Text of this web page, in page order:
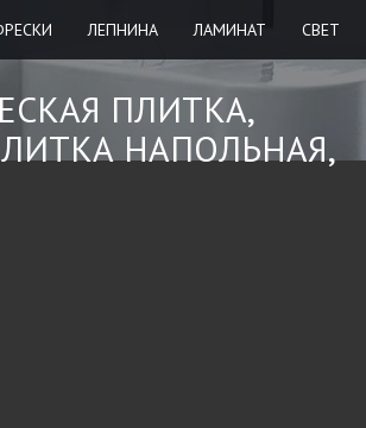
ЛЕПНИНА ЛАМИНАТ СВЕТ
ПЛИТКА,
НАПОЛЬНАЯ,